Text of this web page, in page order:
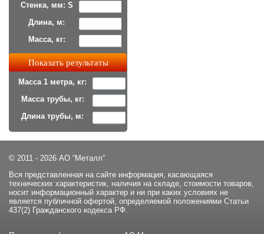
Стенка, мм: S
Длина, м:
Масса, кг:
Масса 1 метра, кг:
Масса трубы, кг:
Длина трубы, м:
© 2011 - 2026 АО “Металл”
Вся представленная на сайте информация, касающаяся
технических характеристик, наличия на складе, стоимости товаров,
носит информационный характер и ни при каких условиях не
является публичной офертой, определяемой положениями Статьи
437(2) Гражданского кодекса РФ.